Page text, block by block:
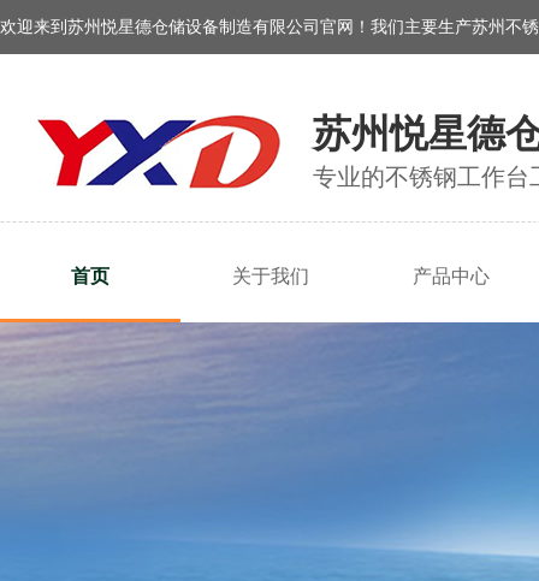
欢迎来到苏州悦星德仓储设备制造有限公司官网！我们主要生产苏州不
苏州悦星德
专业的不锈钢工作台
首页 关于我们 产品中心